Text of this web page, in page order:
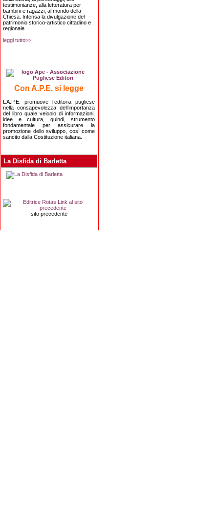
testimonianze, alla letteratura per
bambini e ragazzi, al mondo della
Chiesa. Intensa la divulgazione del
patrimonio storico-artistico cittadino e
regionale
leggi tutto>>
Con A.P.E. si legge
L’A.P.E. promuove l’editoria pugliese
nella consapevolezza dell’importanza
del libro quale veicolo di informazioni,
idee e cultura, quindi, strumento
fondamentale per assicurare la
promozione dello sviluppo, così come
sancito dalla Costituzione italiana.
La Disfida di Barletta
sito precedente